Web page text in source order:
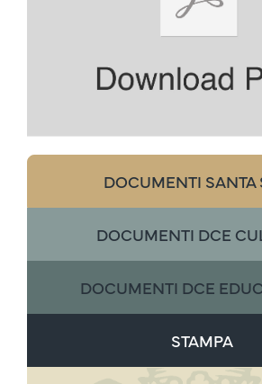
DOCUMENTI SANTA
DOCUMENTI DCE
DOCUMENTI DCE
STAMPA